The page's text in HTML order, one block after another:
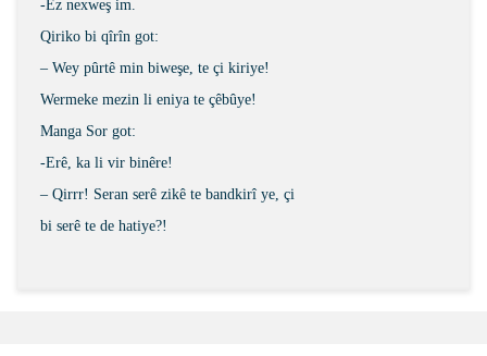
-Ez nexweş im.
Qiriko bi qîrîn got:
– Wey pûrtê min biweşe, te çi kiriye!
Wermeke mezin li eniya te çêbûye!
Manga Sor got:
-Erê, ka li vir binêre!
– Qirrr! Seran serê zikê te bandkirî ye, çi
bi serê te de hatiye?!